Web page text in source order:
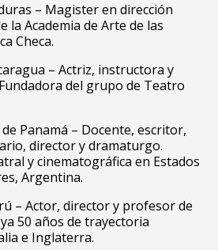
– Magister en dirección
la Academia de Arte de las
Checa.
– Actriz, instructora y
del grupo de Teatro
de Panamá – Docente, escritor,
director y dramaturgo.
y cinematográfica en Estados
Argentina.
– Actor, director y profesor de
50 años de trayectoria
e Inglaterra.